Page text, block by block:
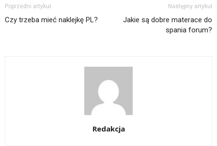
Poprzedni artykuł
Czy trzeba mieć naklejkę PL?
Następny artykuł
Jakie są dobre materace do
spania forum?
Redakcja